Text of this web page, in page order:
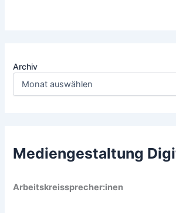
Archiv
Mediengestaltung
Arbeitskreissprecher:inen